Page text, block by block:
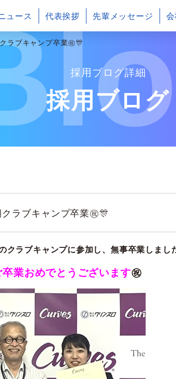
ュース 代表挨拶 先輩メッセージ
ラブキャンプ卒業㊗️🎊
採用ブログ詳細
採用ブログ
ラブキャンプ卒業㊗️🎊
クラブキャンプに参加し、無事卒業しまし
業おめでとうございます㊗️